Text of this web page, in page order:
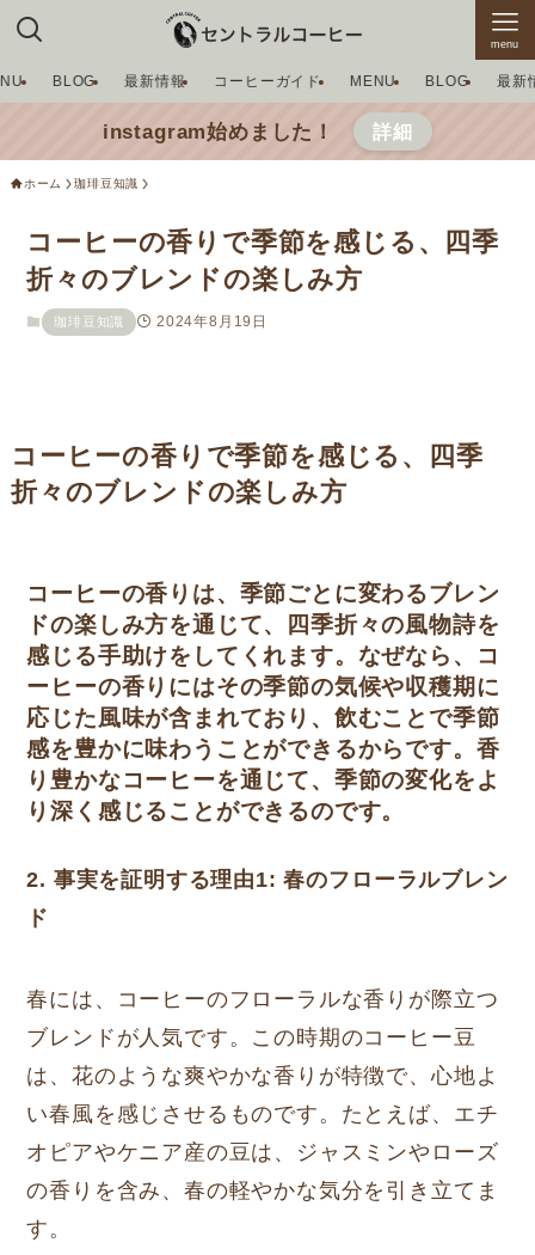
menu
BLOG 最新情報 コーヒーガイド MENU BLOG 最新
instagram始めました！ 詳細
ホーム 珈琲豆知識
コーヒーの香りで季節を感じる、四季
折々のブレンドの楽しみ方
珈琲豆知識 2024年8月19日
コーヒーの香りで季節を感じる、四季
折々のブレンドの楽しみ方
コーヒーの香りは、季節ごとに変わるブレン
ドの楽しみ方を通じて、四季折々の風物詩を
感じる手助けをしてくれます。なぜなら、コ
ーヒーの香りにはその季節の気候や収穫期に
応じた風味が含まれており、飲むことで季節
感を豊かに味わうことができるからです。香
り豊かなコーヒーを通じて、季節の変化をよ
り深く感じることができるのです。
2. 事実を証明する理由1: 春のフローラルブレン
ド
春には、コーヒーのフローラルな香りが際立つ
ブレンドが人気です。この時期のコーヒー豆
は、花のような爽やかな香りが特徴で、心地よ
い春風を感じさせるものです。たとえば、エチ
オピアやケニア産の豆は、ジャスミンやローズ
の香りを含み、春の軽やかな気分を引き立てま
す。